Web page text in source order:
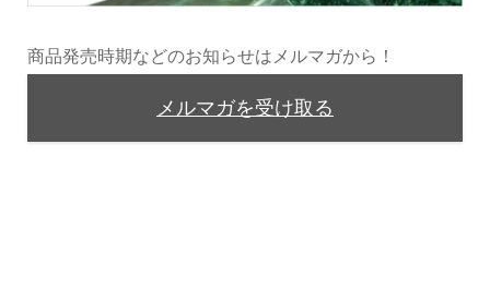
商品発売時期などのお知らせはメルマガから！
メルマガを受け取る